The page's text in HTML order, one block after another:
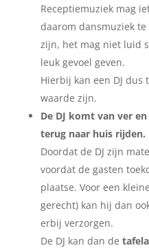
Receptiemuziek mag
daarom dansmuziek
zijn, het mag niet luid
leuk gevoel geven.
Hierbij kan een DJ dus
waarde zijn.
De DJ komt van ver
terug naar huis rijden.
Doordat de DJ zijn
voordat de gasten
plaatse. Voor een
gerecht) kan hij dan
erbij verzorgen.
De DJ kan dan de